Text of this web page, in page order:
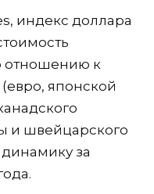
индекс доллара
отношению к
японской
и швейцарского
за